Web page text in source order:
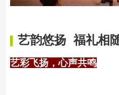
艺韵悠扬 福礼相
艺彩飞扬，心声共鸣